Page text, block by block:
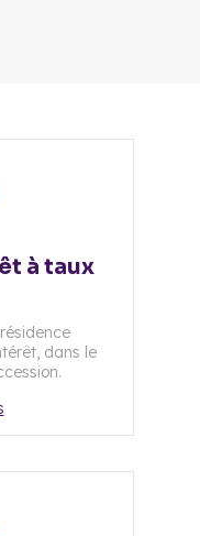
à taux
dans le